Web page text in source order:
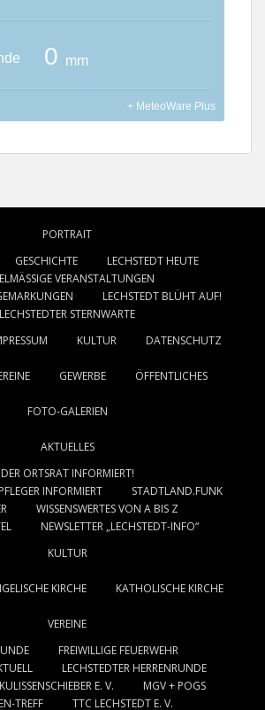
PORTRAIT
GESCHICHTE
LECHSTEDT HEUTE
VERANSTALTUNGEN
LECHSTEDT BLÜHT AUF!
LECHSTEDTER STERNWARTE
KULTUR DATENSCHUTZ
GEWERBE ÖFFENTLICHES
FOTO-GALERIEN
AKTUELLES
DER ORTSRAT INFORMIERT!
INFORMIERT
STADTLAND.FUNK
WISSENSWERTES VON A BIS Z
NEWSLETTER „LECHSTEDT-INFO“
KULTUR
KIRCHE KATHOLISCHE KIRCHE
VEREINE
FREIWILLIGE FEUERWEHR
LECHSTEDTER HERRENRUNDE
E. V.
MGV + POGS
TREFF
TTC LECHSTEDT E. V.